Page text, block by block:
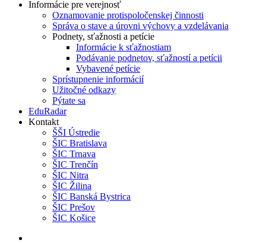
Informácie pre verejnosť
Oznamovanie protispoločenskej činnosti
Správa o stave a úrovni výchovy a vzdelávania
Podnety, sťažnosti a petície
Informácie k sťažnostiam
Podávanie podnetov, sťažností a petícii
Vybavené petície
Sprístupnenie informácií
Užitočné odkazy
Pýtate sa
EduRadar
Kontakt
ŠŠI Ústredie
ŠIC Bratislava
ŠIC Trnava
ŠIC Trenčín
ŠIC Nitra
ŠIC Žilina
ŠIC Banská Bystrica
ŠIC Prešov
ŠIC Košice